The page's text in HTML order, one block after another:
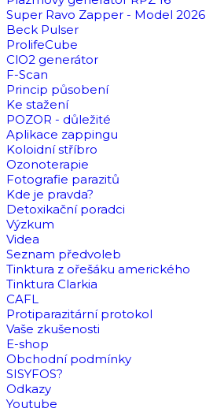
Super Ravo Zapper - Model 2026
Beck Pulser
ProlifeCube
ClO2 generátor
F-Scan
Princip působení
Ke stažení
POZOR - důležité
Aplikace zappingu
Koloidní stříbro
Ozonoterapie
Fotografie parazitů
Kde je pravda?
Detoxikační poradci
Výzkum
Videa
Seznam předvoleb
Tinktura z ořešáku amerického
Tinktura Clarkia
CAFL
Protiparazitární protokol
Vaše zkušenosti
E-shop
Obchodní podmínky
SISYFOS?
Odkazy
Youtube